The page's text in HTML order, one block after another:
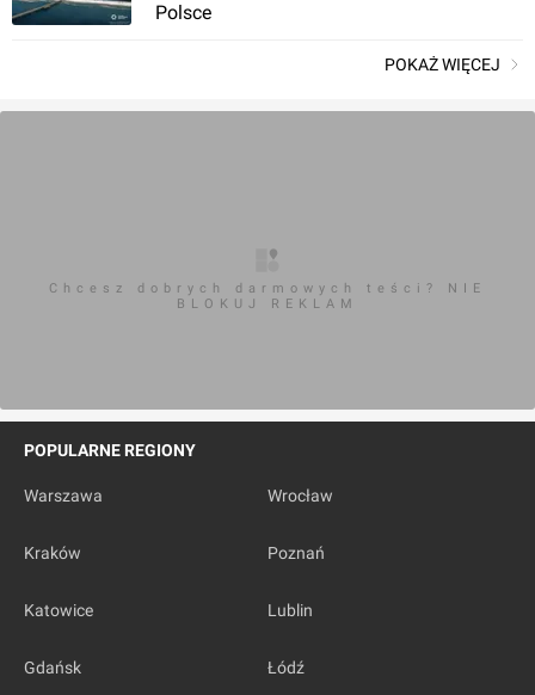
Polsce
POKAŻ WIĘCEJ
Chcesz dobrych darmowych teści? NIE
BLOKUJ REKLAM
POPULARNE REGIONY
Warszawa Wrocław
Kraków Poznań
Katowice Lublin
Gdańsk Łódź